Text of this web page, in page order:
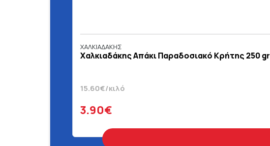
ΧΑΛΚΙΑΔΑΚΗΣ
Χαλκιαδάκης Απάκι Παραδοσιακό Κρήτης 250 gr
15.60€/κιλό
3.90€